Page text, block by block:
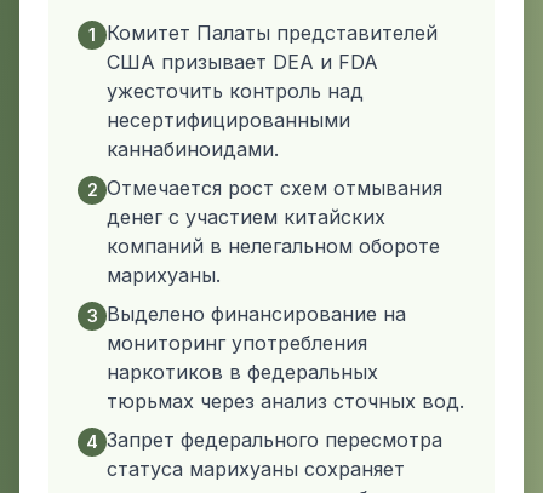
1
Комитет Палаты представителей
США призывает DEA и FDA
ужесточить контроль над
несертифицированными
каннабиноидами.
2 Отмечается рост схем отмывания
денег с участием китайских
компаний в нелегальном обороте
марихуаны.
3 Выделено финансирование на
мониторинг употребления
наркотиков в федеральных
тюрьмах через анализ сточных вод.
4 Запрет федерального пересмотра
статуса марихуаны сохраняет